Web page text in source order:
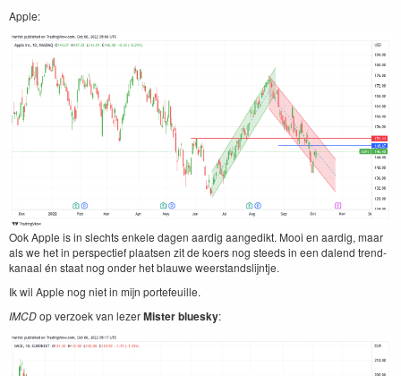
Apple:
Ook Apple is in slechts enkele dagen aardig aangedikt. Mooi en aardig, maar
als we het in per­spec­tief plaat­sen zit de koers nog steeds in een dal­end trend­
kanaal én staat nog onder het blauwe weerstandslijntje.
Ik wil Apple nog niet in mijn portefeuille.
IMCDop ver­zoek van lez­erMis­ter bluesky: